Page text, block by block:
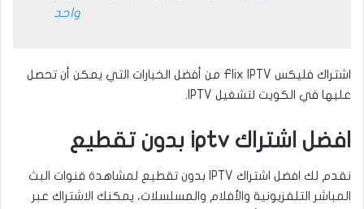
واحد
اشتراك فليكس Flix IPTV من أفضل الخيارات التي يمكن أن تحصل
عليها في الكويت لتشغيل IPTV.
افضل اشتراك iptv بدون تقطيع
نقدم لك افضل اشتراك IPTV بدون تقطيع لمشاهدة قنوات البث
المباشر التلفزيونية والأفلام والمسلسلات، يمكنك الاشتراك عبر